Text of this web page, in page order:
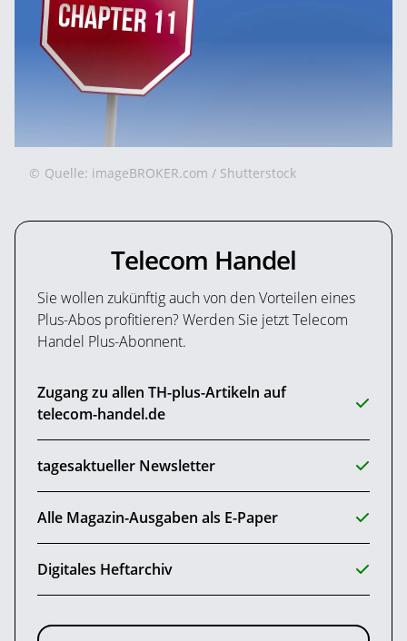
© Quelle: imageBROKER.com / Shutterstock
Telecom Handel
Sie wollen zukünftig auch von den Vorteilen eines
Plus-Abos profitieren? Werden Sie jetzt Telecom
Handel Plus-Abonnent.
Zugang zu allen TH-plus-Artikeln auf
telecom-handel.de
tagesaktueller Newsletter
Alle Magazin-Ausgaben als E-Paper
Digitales Heftarchiv